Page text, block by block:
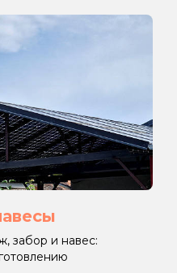
забор и навес: